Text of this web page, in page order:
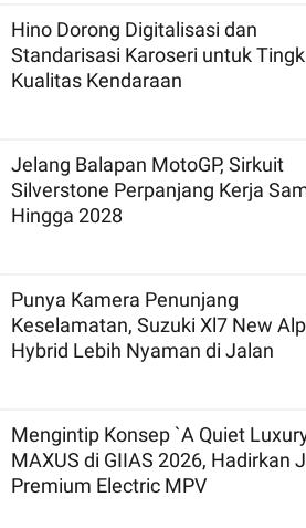
Hino Dorong Digitalisasi dan
Standarisasi Karoseri untuk
Kualitas Kendaraan
Jelang Balapan MotoGP, Sirkuit
Silverstone Perpanjang Kerja
Hingga 2028
Punya Kamera Penunjang
Keselamatan, Suzuki Xl7 New
Hybrid Lebih Nyaman di Jalan
Mengintip Konsep `A Quiet
MAXUS di GIIAS 2026, Hadirkan
Premium Electric MPV